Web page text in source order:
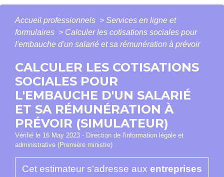
Accueil professionnels > Services en ligne et
formulaires > Calculer les cotisations sociales pour
l'embauche d'un salarié et sa rémunération à prévoir
CALCULER LES COTISATIONS
SOCIALES POUR
L'EMBAUCHE D'UN SALARIÉ
ET SA RÉMUNÉRATION À
PRÉVOIR (SIMULATEUR)
Vérifié le 16 May 2023 - Direction de l'information légale et
administrative (Première ministre)
Cet estimateur s'adresse aux entreprises